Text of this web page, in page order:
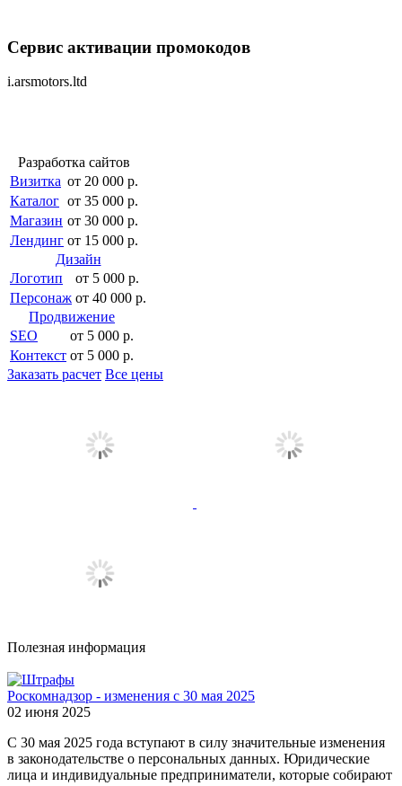
Сервис активации промокодов
i.arsmotors.ltd
Разработка сайтов
Визитка от 20 000 р.
Каталог от 35 000 р.
Магазин от 30 000 р.
Лендинг от 15 000 р.
Дизайн
Логотип
от 5 000 р.
Персонаж от 40 000 р.
Продвижение
SEO
от 5 000 р.
Контекст от 5 000 р.
Заказать расчет Все цены
Полезная информация
Роскомнадзор - изменения с 30 мая 2025
02 июня 2025
С 30 мая 2025 года вступают в силу значительные изменения
в законодательстве о персональных данных. Юридические
лица и индивидуальные предприниматели, которые собирают